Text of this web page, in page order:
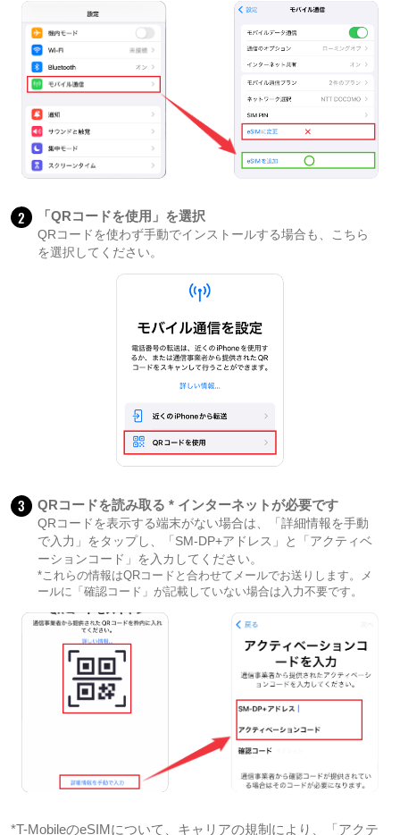
2 「QRコードを使用」を選択
QRコードを使わず手動でインストールする場合も、こちら
を選択してください。
3 QRコードを読み取る * インターネットが必要です
QRコードを表示する端末がない場合は、「詳細情報を手動
で入力」をタップし、「SM-DP+アドレス」と「アクティベ
ーションコード」を入カしてください。
*これらの情報はQRコードと合わせてメールでお送りします。メ
ールに「確認コード」が記載していない場合は入力不要です。
*T-MobileのeSIMについて、キャリアの規制により、「アクテ